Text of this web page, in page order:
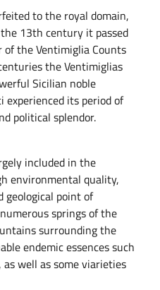
to the royal domain,
13th century it passed
of the Ventimiglia Counts
the Ventimiglias
Sicilian noble
its period of
political splendor.
included in the
environmental quality,
geological point of
springs of the
surrounding the
endemic essences such
well as some viarieties